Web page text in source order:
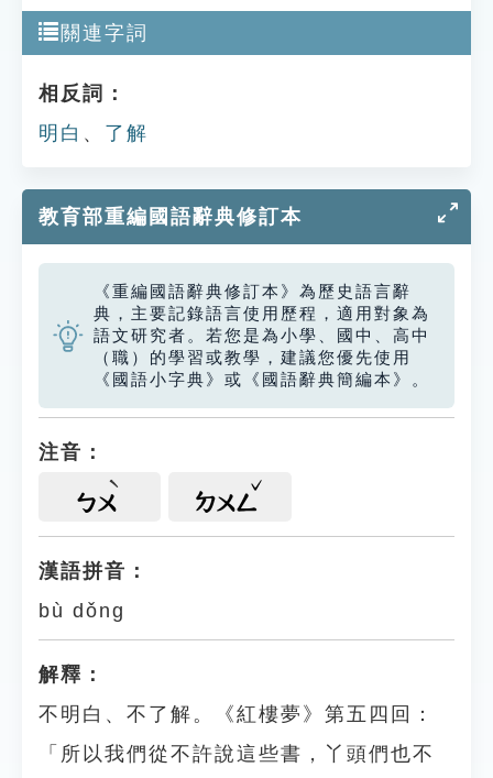
關連字詞
相反詞：
明白 、 了解
教育部重編國語辭典修訂本
《重編國語辭典修訂本》為歷史語言辭
典，主要記錄語言使用歷程，適用對象為
語文研究者。若您是為小學、國中、高中
（職）的學習或教學，建議您優先使用
《國語小字典》或《國語辭典簡編本》。
注音：
ㄅㄨ ㄉㄨㄥ
漢語拼音：
bù dǒng
解釋：
不明白、不了解。《紅樓夢》第五四回：
「所以我們從不許說這些書，丫頭們也不